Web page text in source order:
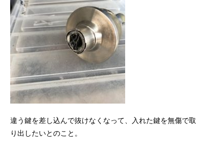
違う鍵を差し込んで抜けなくなって、入れた鍵を無傷で取
り出したいとのこと。